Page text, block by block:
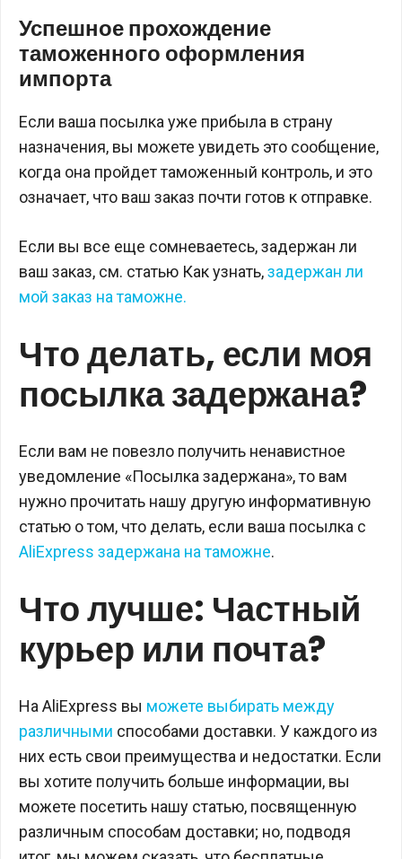
Успешное прохождение
таможенного оформления
импорта
Если ваша посылка уже прибыла в страну
назначения, вы можете увидеть это сообщение,
когда она пройдет таможенный контроль, и это
означает, что ваш заказ почти готов к отправке.
Если вы все еще сомневаетесь, задержан ли
ваш заказ, см. статью Как узнать,задержан ли
мой заказ на таможне.
Что делать, если моя
посылка задержана?
Если вам не повезло получить ненавистное
уведомление «Посылка задержана», то вам
нужно прочитать нашу другую информативную
статью о том, что делать, если ваша посылка с
AliExpress задержана на таможне.
Что лучше: Частный
курьер или почта?
На AliExpress вы можете выбирать между
различными способами доставки. У каждого из
них есть свои преимущества и недостатки. Если
вы хотите получить больше информации, вы
можете посетить нашу статью, посвященную
различным способам доставки; но, подводя